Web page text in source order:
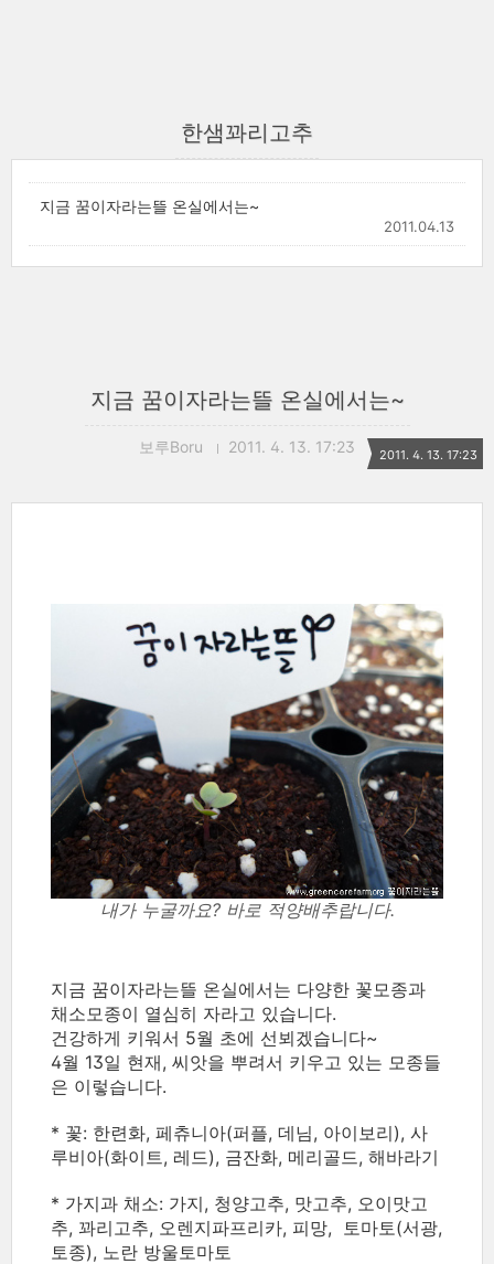
한샘꽈리고추
지금 꿈이자라는뜰 온실에서는~
2011.04.13
지금 꿈이자라는뜰 온실에서는~
보루Boru 2011. 4. 13. 17:23 2011. 4. 13. 17:23
내가 누굴까요? 바로 적양배추랍니다.
지금 꿈이자라는뜰 온실에서는 다양한 꽃모종과
채소모종이 열심히 자라고 있습니다.
건강하게 키워서 5월 초에 선뵈겠습니다~
4월 13일 현재, 씨앗을 뿌려서 키우고 있는 모종들
은 이렇습니다.
* 꽃: 한련화, 페츄니아(퍼플, 데님, 아이보리), 사
루비아(화이트, 레드), 금잔화, 메리골드, 해바라기
* 가지과 채소: 가지, 청양고추, 맛고추, 오이맛고
추, 꽈리고추, 오렌지파프리카, 피망, 토마토(서광,
토종), 노란 방울토마토